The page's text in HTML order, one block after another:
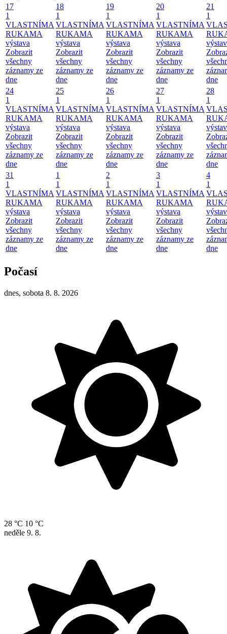
17
1
VLASTNÍMA
RUKAMA
výstava
Zobrazit
všechny
záznamy ze
dne
18
1
VLASTNÍMA
RUKAMA
výstava
Zobrazit
všechny
záznamy ze
dne
19
1
VLASTNÍMA
RUKAMA
výstava
Zobrazit
všechny
záznamy ze
dne
20
1
VLASTNÍMA
RUKAMA
výstava
Zobrazit
všechny
záznamy ze
dne
21
1
dne
24
1
VLASTNÍMA
RUKAMA
výstava
Zobrazit
všechny
záznamy ze
dne
25
1
VLASTNÍMA
RUKAMA
výstava
Zobrazit
všechny
záznamy ze
dne
26
1
VLASTNÍMA
RUKAMA
výstava
Zobrazit
všechny
záznamy ze
dne
27
1
VLASTNÍMA
RUKAMA
výstava
Zobrazit
všechny
záznamy ze
dne
28
1
dne
31
1
VLASTNÍMA
RUKAMA
výstava
Zobrazit
všechny
záznamy ze
dne
1
1
VLASTNÍMA
RUKAMA
výstava
Zobrazit
všechny
záznamy ze
dne
2
1
VLASTNÍMA
RUKAMA
výstava
Zobrazit
všechny
záznamy ze
dne
3
1
VLASTNÍMA
RUKAMA
výstava
Zobrazit
všechny
záznamy ze
dne
4
1
dne
Počasí
dnes, sobota 8. 8. 2026
28 °C 10 °C
neděle 9. 8.